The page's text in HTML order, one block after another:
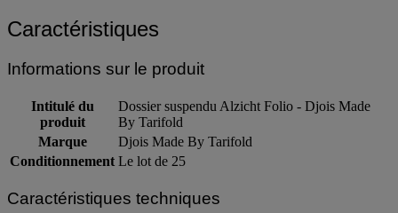
Caractéristiques
Informations sur le produit
Intitulé du
produit
Dossier suspendu Alzicht Folio - Djois Made
By Tarifold
Marque
Djois Made By Tarifold
Conditionnement Le lot de 25
Caractéristiques techniques